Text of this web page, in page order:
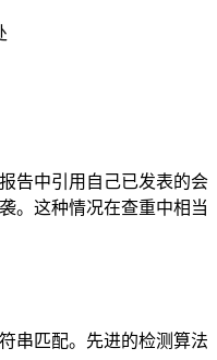
告中引用自己已发表的会
。这种情况在查重中相当
串匹配。先进的检测算法